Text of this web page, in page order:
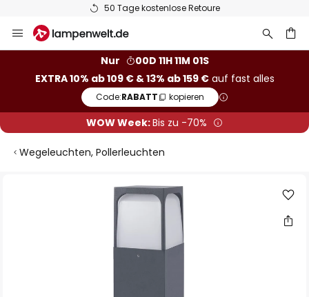
50 Tage kostenlose Retoure
Inhalt
Nur
00D 11H 11M 00S
EXTRA 10% ab 109 € & 13% ab 159 €auf fast alles
Code:RABATT kopieren
WOW Week:Bis zu -70%
Wegeleuchten, Pollerleuchten